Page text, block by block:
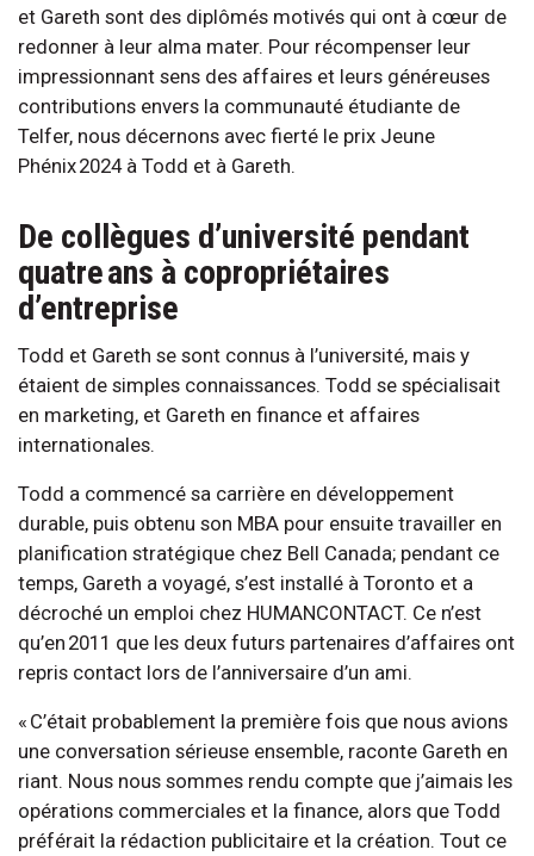
et Gareth sont des diplômés motivés qui ont à cœur de
redonner à leur alma mater. Pour récompenser leur
impressionnant sens des affaires et leurs généreuses
contributions envers la communauté étudiante de
Telfer, nous décernons avec fierté le prix Jeune
Phénix 2024 à Todd et à Gareth.
De collègues d’université pendant
quatre ans à copropriétaires
d’entreprise
Todd et Gareth se sont connus à l’université, mais y
étaient de simples connaissances. Todd se spécialisait
en marketing, et Gareth en finance et affaires
internationales.
Todd a commencé sa carrière en développement
durable, puis obtenu son MBA pour ensuite travailler en
planification stratégique chez Bell Canada; pendant ce
temps, Gareth a voyagé, s’est installé à Toronto et a
décroché un emploi chez HUMANCONTACT. Ce n’est
qu’en 2011 que les deux futurs partenaires d’affaires ont
repris contact lors de l’anniversaire d’un ami.
« C’était probablement la première fois que nous avions
une conversation sérieuse ensemble, raconte Gareth en
riant. Nous nous sommes rendu compte que j’aimais les
opérations commerciales et la finance, alors que Todd
préférait la rédaction publicitaire et la création. Tout ce